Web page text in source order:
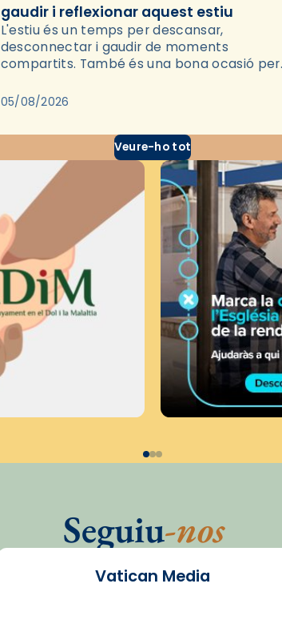
gaudir i reflexionar aquest estiu
L'estiu és un temps per descansar,
desconnectar i gaudir de moments
compartits. També és una bona ocasió per
través del cinema, reflexionar sobre les…
05/08/2026
Veure-ho tot
Seguiu-nos
Vatican Media